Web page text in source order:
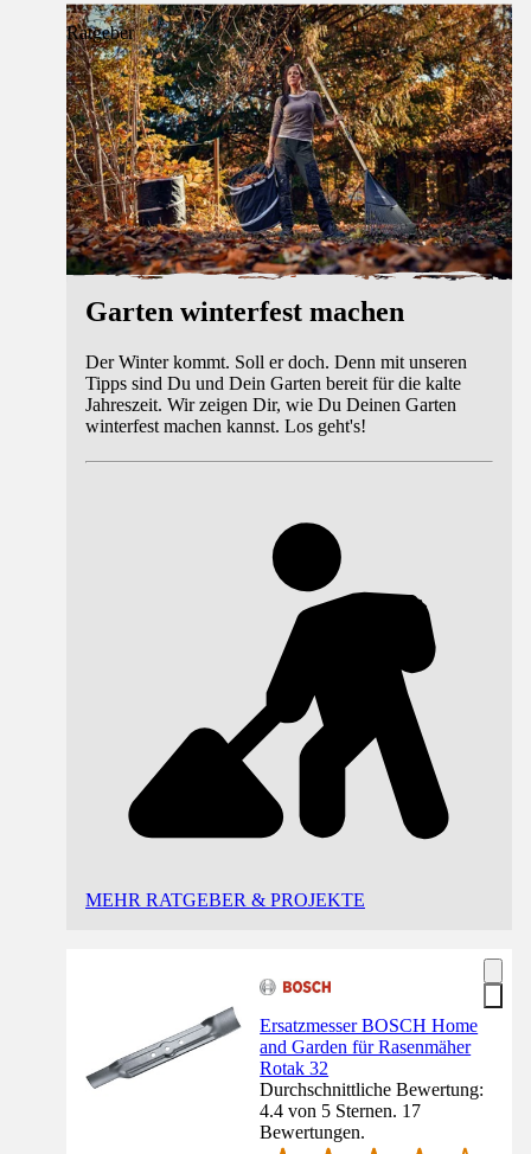
Ratgeber
Garten winterfest machen
Der Winter kommt. Soll er doch. Denn mit unseren
Tipps sind Du und Dein Garten bereit für die kalte
Jahreszeit. Wir zeigen Dir, wie Du Deinen Garten
winterfest machen kannst. Los geht's!
MEHR RATGEBER & PROJEKTE
Ersatzmesser BOSCH Home
and Garden für Rasenmäher
Rotak 32
Durchschnittliche Bewertung:
4.4 von 5 Sternen. 17
Bewertungen.